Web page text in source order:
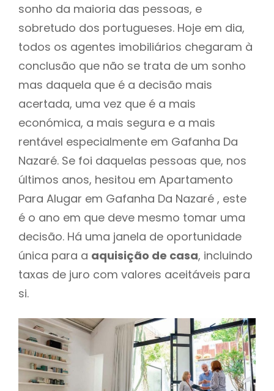
sonho da maioria das pessoas, e
sobretudo dos portugueses. Hoje em dia,
todos os agentes imobiliários chegaram à
conclusão que não se trata de um sonho
mas daquela que é a decisão mais
acertada, uma vez que é a mais
económica, a mais segura e a mais
rentável especialmente em Gafanha Da
Nazaré. Se foi daquelas pessoas que, nos
últimos anos, hesitou em Apartamento
Para Alugar em Gafanha Da Nazaré , este
é o ano em que deve mesmo tomar uma
decisão. Há uma janela de oportunidade
única para a aquisição de casa, incluindo
taxas de juro com valores aceitáveis para
si.